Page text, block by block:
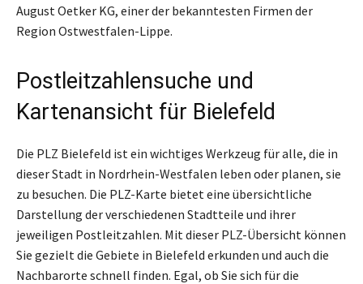
August Oetker KG, einer der bekanntesten Firmen der
Region Ostwestfalen-Lippe.
Postleitzahlensuche und
Kartenansicht für Bielefeld
Die PLZ Bielefeld ist ein wichtiges Werkzeug für alle, die in
dieser Stadt in Nordrhein-Westfalen leben oder planen, sie
zu besuchen. Die PLZ-Karte bietet eine übersichtliche
Darstellung der verschiedenen Stadtteile und ihrer
jeweiligen Postleitzahlen. Mit dieser PLZ-Übersicht können
Sie gezielt die Gebiete in Bielefeld erkunden und auch die
Nachbarorte schnell finden. Egal, ob Sie sich für die